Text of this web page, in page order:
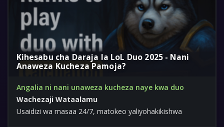
Kihesabu cha Daraja la LoL Duo 2025 - Nani
Anaweza Kucheza Pamoja?
Angalia ni nani unaweza kucheza naye kwa duo
Wachezaji Wataalamu
Usaidizi wa masaa 24/7, matokeo yaliyohakikishwa